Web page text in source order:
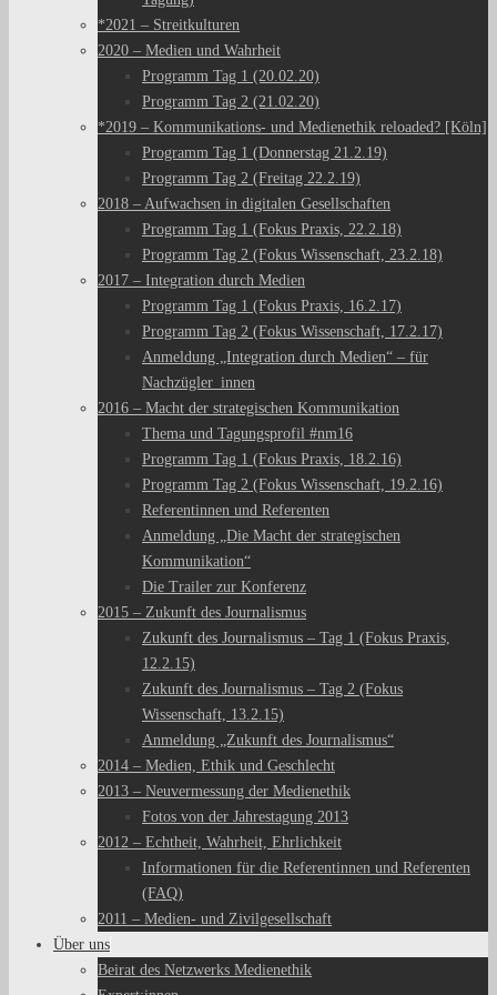
*2021 – Streitkulturen
2020 – Medien und Wahrheit
Programm Tag 1 (20.02.20)
Programm Tag 2 (21.02.20)
*2019 – Kommunikations- und Medienethik reloaded? [Köln]
Programm Tag 1 (Donnerstag 21.2.19)
Programm Tag 2 (Freitag 22.2.19)
2018 – Aufwachsen in digitalen Gesellschaften
Programm Tag 1 (Fokus Praxis, 22.2.18)
Programm Tag 2 (Fokus Wissenschaft, 23.2.18)
2017 – Integration durch Medien
Programm Tag 1 (Fokus Praxis, 16.2.17)
Programm Tag 2 (Fokus Wissenschaft, 17.2.17)
Anmeldung „Integration durch Medien“ – für
Nachzügler_innen
2016 – Macht der strategischen Kommunikation
Thema und Tagungsprofil #nm16
Programm Tag 1 (Fokus Praxis, 18.2.16)
Programm Tag 2 (Fokus Wissenschaft, 19.2.16)
Referentinnen und Referenten
Anmeldung „Die Macht der strategischen
Kommunikation“
Die Trailer zur Konferenz
2015 – Zukunft des Journalismus
Zukunft des Journalismus – Tag 1 (Fokus Praxis,
12.2.15)
Zukunft des Journalismus – Tag 2 (Fokus
Wissenschaft, 13.2.15)
Anmeldung „Zukunft des Journalismus“
2014 – Medien, Ethik und Geschlecht
2013 – Neuvermessung der Medienethik
Fotos von der Jahrestagung 2013
2012 – Echtheit, Wahrheit, Ehrlichkeit
Informationen für die Referentinnen und Referenten
(FAQ)
2011 – Medien- und Zivilgesellschaft
Über uns
Beirat des Netzwerks Medienethik